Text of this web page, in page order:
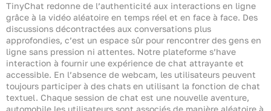
TinyChat redonne de l’authenticité aux interactions en ligne
grâce à la vidéo aléatoire en temps réel et en face à face. Des
discussions décontractées aux conversations plus
approfondies, c’est un espace sûr pour rencontrer des gens en
ligne sans pression ni attentes. Notre plateforme s’have
interaction à fournir une expérience de chat attrayante et
accessible. En l’absence de webcam, les utilisateurs peuvent
toujours participer à des chats en utilisant la fonction de chat
textuel. Chaque session de chat est une nouvelle aventure,
automobile les utilisateurs sont associés de manière aléatoire à